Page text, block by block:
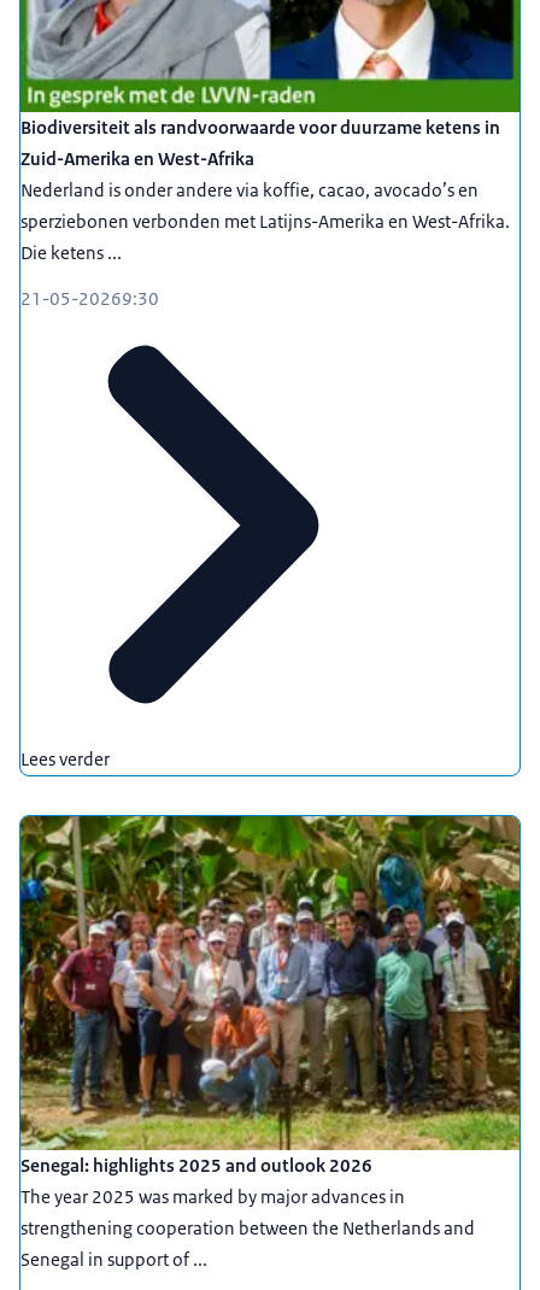
Biodiversiteit als randvoorwaarde voor duurzame ketens in
Zuid-Amerika en West-Afrika
Nederland is onder andere via koffie, cacao, avocado’s en
sperziebonen verbonden met Latijns-Amerika en West-Afrika.
Die ketens ...
21-05-20269:30
Lees verder
Senegal: highlights 2025 and outlook 2026
The year 2025 was marked by major advances in
strengthening cooperation between the Netherlands and
Senegal in support of ...